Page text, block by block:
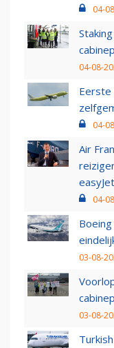
04-
04-08-
Eerste
04-
Air
easyJet
04-
03-08-
03-08-